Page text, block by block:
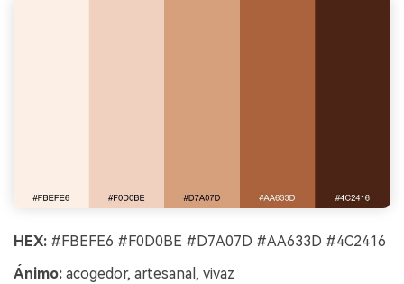
HEX: #FBEFE6 #F0D0BE #D7A07D #AA633D #4C2416
Ánimo: acogedor, artesanal, vivaz